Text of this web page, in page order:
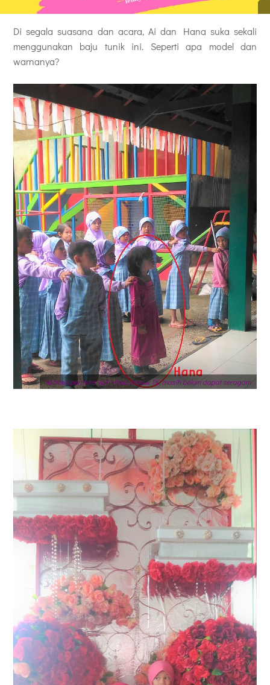
Di segala suasana dan acara, Ai dan Hana suka sekali
menggunakan baju tunik ini. Seperti apa model dan
warnanya?
Momen pertama kali Hana masuk TK, masih belum dapat seragam